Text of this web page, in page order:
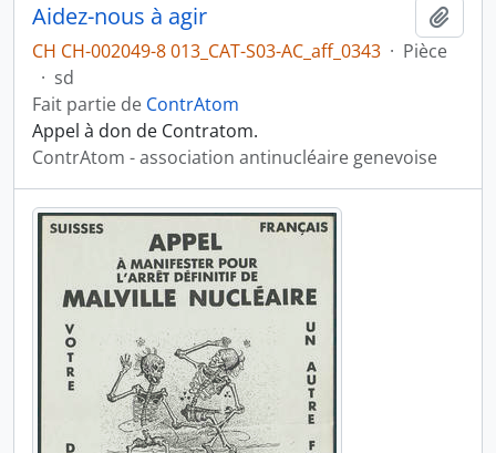
Aidez-nous à agir
CH CH-002049-8 013_CAT-S03-AC_aff_0343 · Pièce
· sd
Fait partie de ContrAtom
Appel à don de Contratom.
ContrAtom - association antinucléaire genevoise